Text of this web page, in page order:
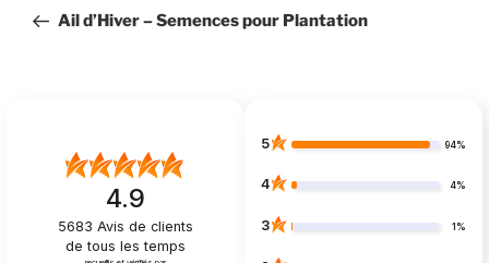
l’article
précédent
Ail d’Hiver – Semences pour Plantation
4.9
5683 Avis de clients
de tous les temps
5 94%
4 4%
3 1%